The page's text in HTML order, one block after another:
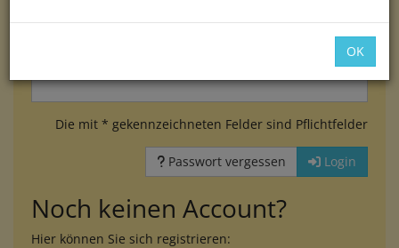
Die mit * gekennzeichneten Felder sind Pflichtfelder
Passwort vergessen Login
Noch keinen Account?
Hier können Sie sich registrieren:
OK